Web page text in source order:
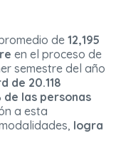
de 12,195
en el proceso de
semestre del año
de 20.118
de las personas
a esta
logra